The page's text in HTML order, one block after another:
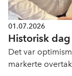
01.07.2026
Historisk
Det var
markerte